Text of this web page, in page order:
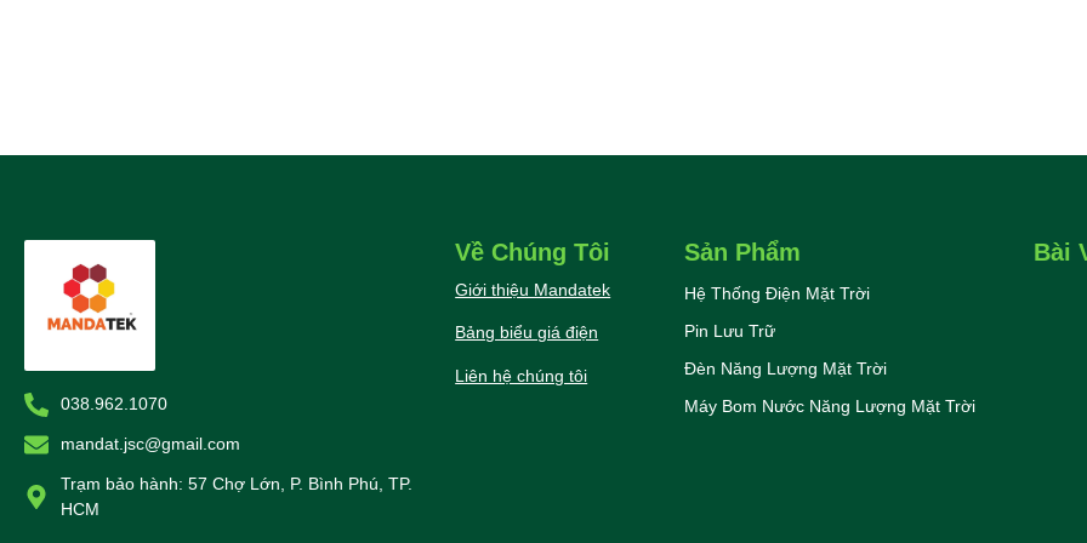
038.962.1070
mandat.jsc@gmail.com
Trạm bảo hành: 57 Chợ Lớn, P. Bình Phú, TP.
HCM
Về Chúng Tôi
Giới thiệu Mandatek
Bảng biểu giá điện
Liên hệ chúng tôi
Sản Phẩm
Hệ Thống Điện Mặt Trời
Pin Lưu Trữ
Đèn Năng Lượng Mặt Trời
Máy Bom Nước Năng Lượng Mặt Trời
Bài